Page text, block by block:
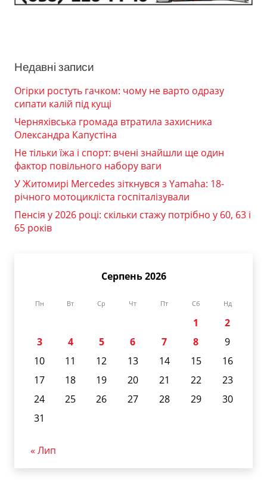
Недавні записи
Огірки ростуть гачком: чому не варто одразу
сипати калій під кущі
Черняхівська громада втратила захисника
Олександра Капустіна
Не тільки їжа і спорт: вчені знайшли ще один
фактор повільного набору ваги
У Житомирі Mercedes зіткнувся з Yamaha: 18-
річного мотоцикліста госпіталізували
Пенсія у 2026 році: скільки стажу потрібно у 60, 63 і
65 років
Серпень 2026
Пн Вт Ср Чт Пт Сб Нд
1
2
3
4 5 6 7 8
9
10
11 12 13 14 15
16
17
18 19 20 21 22
23
24
25 26 27 28 29
30
31
« Лип